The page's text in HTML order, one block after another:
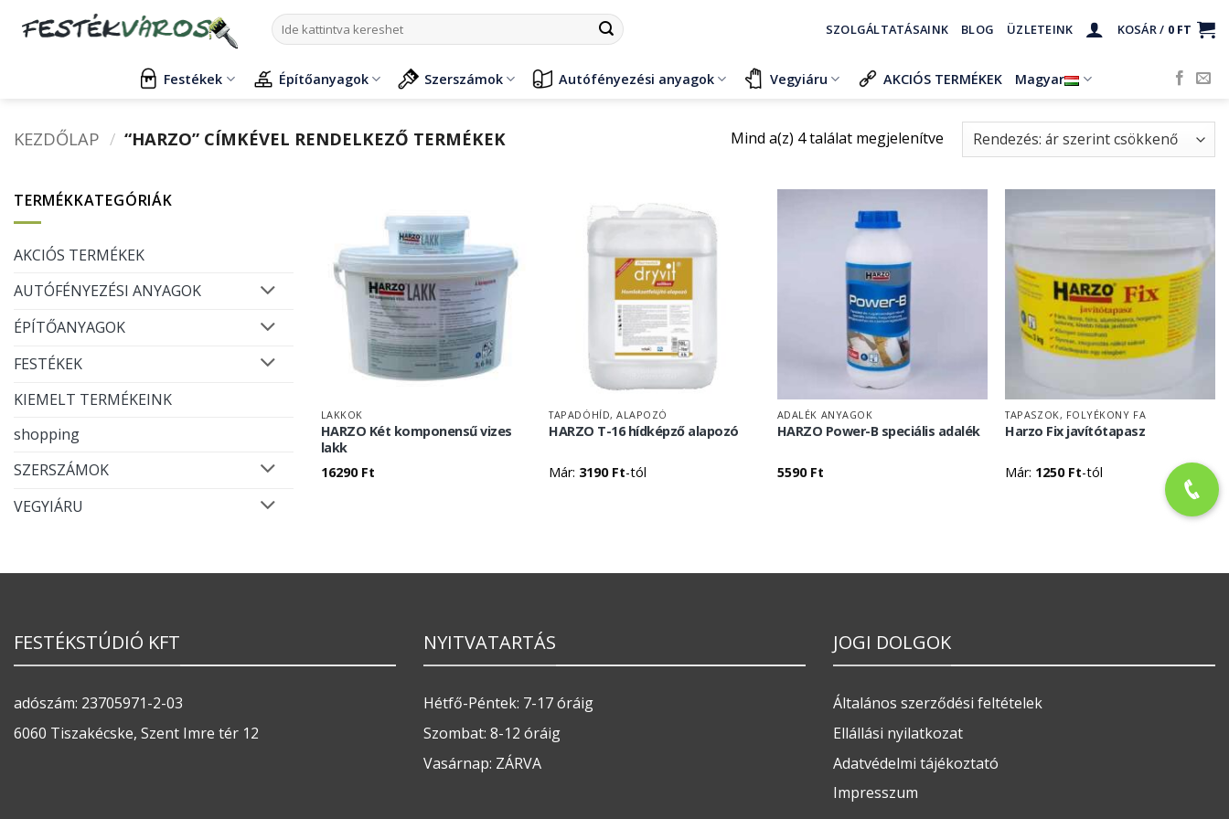
Keresés
a
SZOLGÁLTATÁSAINK BLOG ÜZLETEINK KOSÁR / 0 FT
Festékek Építőanyagok Szerszámok Autófényezési anyagok Vegyiáru AKCIÓS TERMÉKEK Magyar
KEZDŐLAP / “HARZO” CÍMKÉVEL RENDELKEZŐ TERMÉKEK Mind a(z) 4 találat megjelenítveSorted
TERMÉKKATEGÓRIÁK
AKCIÓS TERMÉKEK
AUTÓFÉNYEZÉSI ANYAGOK
ÉPÍTŐANYAGOK
FESTÉKEK
KIEMELT TERMÉKEINK
shopping
SZERSZÁMOK
VEGYIÁRU
LAKKOK
HARZO Két komponensű vizes
lakk
16290 Ft
TAPADÓHÍD, ALAPOZÓ
HARZO T-16 hídképző alapozó
Már: 3190 Ft-tól
ADALÉK ANYAGOK
HARZO Power-B speciális adalék
5590 Ft
TAPASZOK, FOLYÉKONY FA
Harzo Fix javítótapasz
Már: 1250 Ft-tól
FESTÉKSTÚDIÓ KFT
adószám: 23705971-2-03
6060 Tiszakécske, Szent Imre tér 12
NYITVATARTÁS
Hétfő-Péntek: 7-17 óráig
Szombat: 8-12 óráig
Vasárnap: ZÁRVA
JOGI DOLGOK
Általános szerződési feltételek
Ellállási nyilatkozat
Adatvédelmi tájékoztató
Impresszum